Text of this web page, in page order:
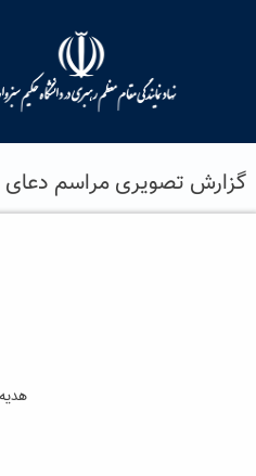
گزارش تصویری مراسم دعای ندبه
هدیه